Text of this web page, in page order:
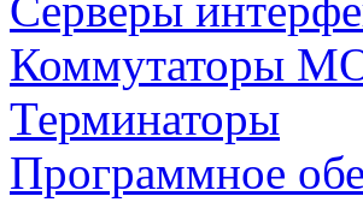
Серверы
Коммутаторы
Терминаторы
Программное